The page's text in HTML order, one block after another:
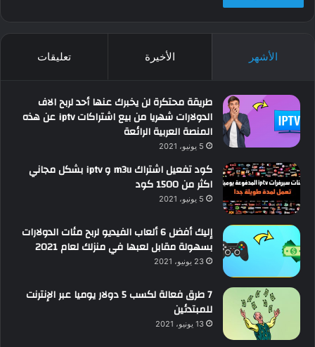
الأشهر الأخيرة تعليقات
طريقة محتكرة لن يخبرك عنها أحد لربح الاف
الدولارات شهريا من بيع اشتراكات iptv عن هذه
المنصة العربية الرائعة
5 يونيو، 2021
كود تفعيل اشتراك m3u و iptv بشكل مجاني
اكثر من 1500 كود
5 يونيو، 2021
إليك أفضل 6 ألعاب الفيديو لربح مئات الدولارات
بسهولة مقابل لعبها في منزلك لعام 2021
23 يونيو، 2021
7 طرق فعالة لكسب 5 دولار يوميا عبر الإنترنت
للمبتدئين
13 يونيو، 2021